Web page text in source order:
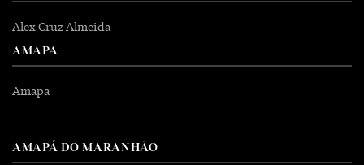
Alex Cruz Almeida
AMAPA
Amapa
AMAPÁ DO MARANHÃO